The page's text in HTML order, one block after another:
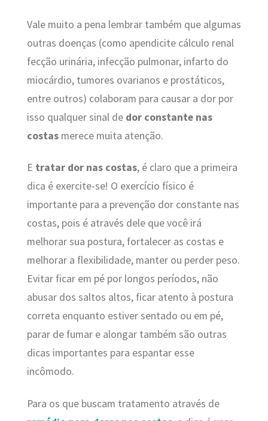
Vale muito a pena lembrar também que algumas
outras doenças (como apendicite cálculo renal
fecção urinária, infecção pulmonar, infarto do
miocárdio, tumores ovarianos e prostáticos,
entre outros) colaboram para causar a dor por
isso qualquer sinal de dor constante nas
costas merece muita atenção.
E tratar dor nas costas, é claro que a primeira
dica é exercite-se! O exercício físico é
importante para a prevenção dor constante nas
costas, pois é através dele que você irá
melhorar sua postura, fortalecer as costas e
melhorar a flexibilidade, manter ou perder peso.
Evitar ficar em pé por longos períodos, não
abusar dos saltos altos, ficar atento à postura
correta enquanto estiver sentado ou em pé,
parar de fumar e alongar também são outras
dicas importantes para espantar esse
incômodo.
Para os que buscam tratamento através de